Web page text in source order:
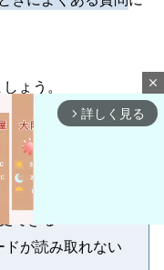
ょう。
る？
できる？
ドが読み取れない
close
arrow_forward_ios 詳しく見る